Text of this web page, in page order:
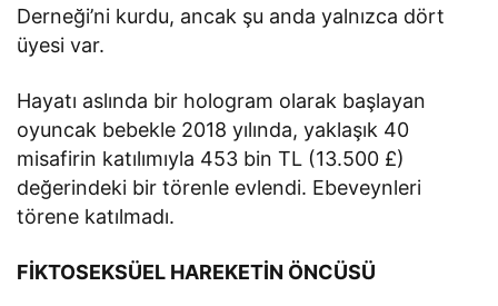
Derneği’ni kurdu, ancak şu anda yalnızca dört
üyesi var.
Hayatı aslında bir hologram olarak başlayan
oyuncak bebekle 2018 yılında, yaklaşık 40
misafirin katılımıyla 453 bin TL (13.500 £)
değerindeki bir törenle evlendi. Ebeveynleri
törene katılmadı.
FİKTOSEKSÜEL HAREKETİN ÖNCÜSÜ